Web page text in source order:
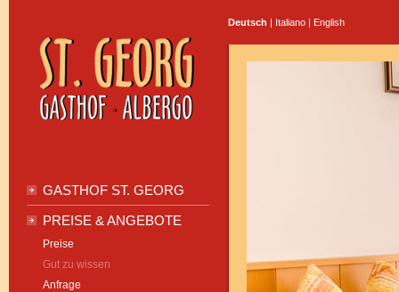
GASTHOF ST. GEORG
PREISE & ANGEBOTE
Preise
Gut zu wissen
Anfrage
Deutsch | Italiano | English